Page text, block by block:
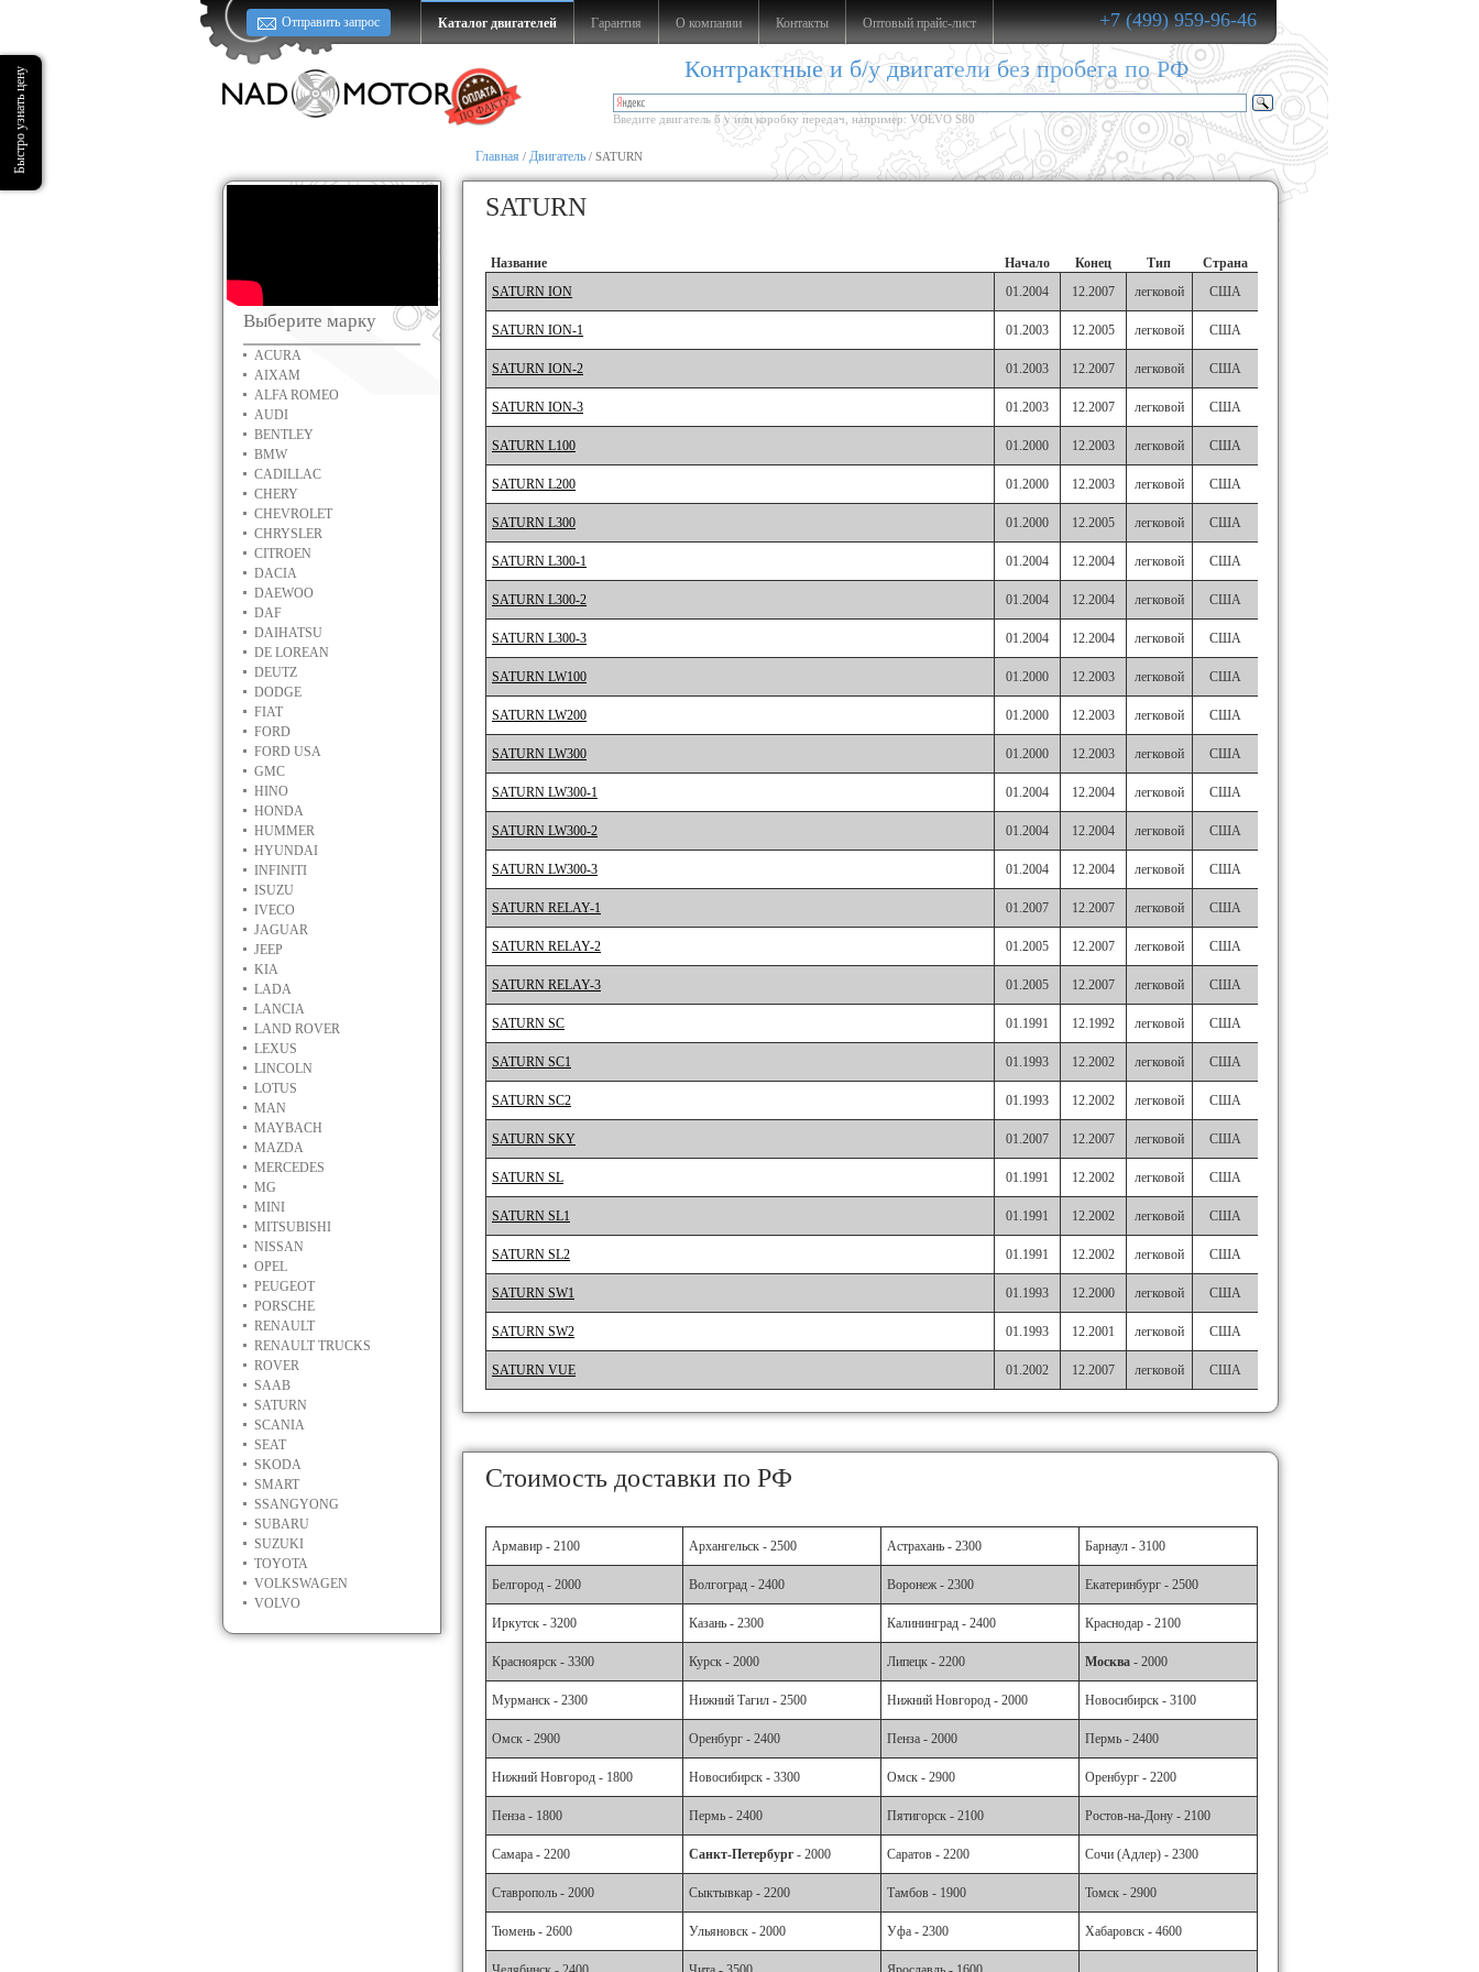
Отправить запрос Каталог двигателей Гарантия О компании Контакты Оптовый прайс-лист +7 (499) 959-96-46
Контрактные и б/у двигатели без пробега по РФ
Введите двигатель б у или коробку передач, например: VOLVO S80
Главная / Двигатель / SATURN
Выберите марку
ACURA
AIXAM
ALFA ROMEO
AUDI
BENTLEY
BMW
CADILLAC
CHERY
CHEVROLET
CHRYSLER
CITROEN
DACIA
DAEWOO
DAF
DAIHATSU
DE LOREAN
DEUTZ
DODGE
FIAT
FORD
FORD USA
GMC
HINO
HONDA
HUMMER
HYUNDAI
INFINITI
ISUZU
IVECO
JAGUAR
JEEP
KIA
LADA
LANCIA
LAND ROVER
LEXUS
LINCOLN
LOTUS
MAN
MAYBACH
MAZDA
MERCEDES
MG
MINI
MITSUBISHI
NISSAN
OPEL
PEUGEOT
PORSCHE
RENAULT
RENAULT TRUCKS
ROVER
SAAB
SATURN
SCANIA
SEAT
SKODA
SMART
SSANGYONG
SUBARU
SUZUKI
TOYOTA
VOLKSWAGEN
VOLVO
SATURN
Название Начало Конец Тип
Страна
SATURN ION
01.2004 12.2007 легковой США
SATURN ION-1 01.2003 12.2005 легковой США
SATURN ION-2 01.2003 12.2007 легковой США
SATURN ION-3 01.2003 12.2007 легковой США
SATURN L100 01.2000 12.2003 легковой США
SATURN L200 01.2000 12.2003 легковой США
SATURN L300 01.2000 12.2005 легковой США
SATURN L300-1 01.2004 12.2004 легковой США
SATURN L300-2 01.2004 12.2004 легковой США
SATURN L300-3 01.2004 12.2004 легковой США
SATURN LW100 01.2000 12.2003 легковой США
SATURN LW200 01.2000 12.2003 легковой США
SATURN LW300 01.2000 12.2003 легковой США
SATURN LW300-1 01.2004 12.2004 легковой США
SATURN LW300-2 01.2004 12.2004 легковой США
SATURN LW300-3 01.2004 12.2004 легковой США
SATURN RELAY-1 01.2007 12.2007 легковой США
SATURN RELAY-2 01.2005 12.2007 легковой США
SATURN RELAY-3 01.2005 12.2007 легковой США
SATURN SC 01.1991 12.1992 легковой США
SATURN SC1 01.1993 12.2002 легковой США
SATURN SC2 01.1993 12.2002 легковой США
SATURN SKY 01.2007 12.2007 легковой США
SATURN SL 01.1991 12.2002 легковой США
SATURN SL1 01.1991 12.2002 легковой США
SATURN SL2 01.1991 12.2002 легковой США
SATURN SW1 01.1993 12.2000 легковой США
SATURN SW2 01.1993 12.2001 легковой США
SATURN VUE 01.2002 12.2007 легковой США
Стоимость доставки по РФ
Армавир - 2100 Архангельск - 2500 Астрахань - 2300 Барнаул - 3100
Белгород - 2000 Волгоград - 2400 Воронеж - 2300 Екатеринбург - 2500
Иркутск - 3200 Казань - 2300 Калининград - 2400 Краснодар - 2100
Красноярск - 3300 Курск - 2000 Липецк - 2200 Москва - 2000
Мурманск - 2300 Нижний Тагил - 2500 Нижний Новгород - 2000 Новосибирск - 3100
Омск - 2900 Оренбург - 2400 Пенза - 2000 Пермь - 2400
Нижний Новгород - 1800 Новосибирск - 3300 Омск - 2900 Оренбург - 2200
Пенза - 1800 Пермь - 2400 Пятигорск - 2100 Ростов-на-Дону - 2100
Самара - 2200 Санкт-Петербург- 2000 Саратов - 2200 Сочи (Адлер) - 2300
Ставрополь - 2000 Сыктывкар - 2200 Тамбов - 1900 Томск - 2900
Тюмень - 2600 Ульяновск - 2000 Уфа - 2300 Хабаровск - 4600